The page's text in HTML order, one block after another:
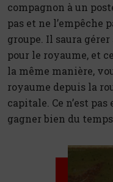
compagnon à un
pas et ne l’empêche
groupe. Il saura
pour le royaume, et
la même manière,
royaume depuis la
capitale. Ce n’est
gagner bien du